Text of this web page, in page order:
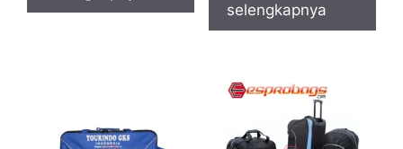
selengkapnya